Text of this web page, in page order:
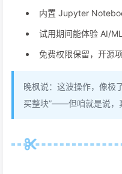
内置 Jupyter
试用期间能体验 AI/
免费权限保留，开源
晚枫说：这波操作，像极
买整块”——但咱就是说，